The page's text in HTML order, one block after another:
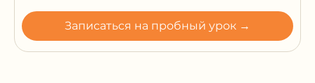
Записаться на пробный урок →